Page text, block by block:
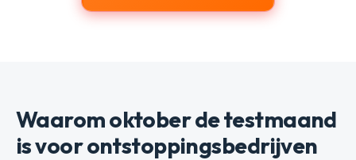
Waarom oktober de testmaand
is voor ontstoppingsbedrijven